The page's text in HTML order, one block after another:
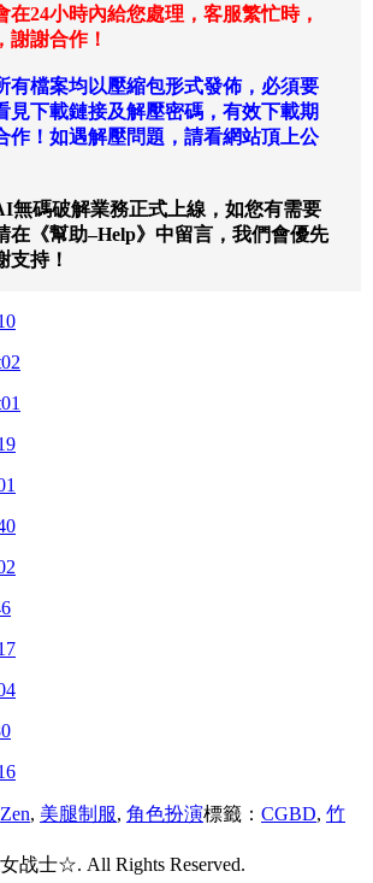
在24小時內給您處理，客服繁忙時，
謝謝合作！
有檔案均以壓縮包形式發佈，必須要
見下載鏈接及解壓密碼，有效下載期
作！如遇解壓問題，請看網站頂上公
無碼破解業務正式上線，如您有需要
在《幫助–Help》中留言，我們會優先
支持！
Zen, 美腿制服, 角色扮演標籤： CGBD, 竹
战士☆. All Rights Reserved.